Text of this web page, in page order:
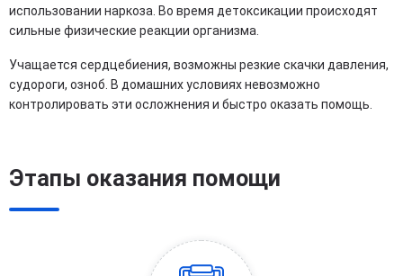
использовании наркоза. Во время детоксикации происходят
сильные физические реакции организма.
Учащается сердцебиения, возможны резкие скачки давления,
судороги, озноб. В домашних условиях невозможно
контролировать эти осложнения и быстро оказать помощь.
Этапы оказания помощи